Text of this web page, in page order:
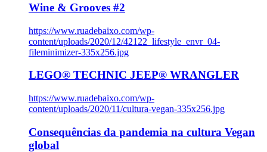
Wine & Grooves #2
https://www.ruadebaixo.com/wp-
content/uploads/2020/12/42122_lifestyle_envr_04-
fileminimizer-335x256.jpg
LEGO® TECHNIC JEEP® WRANGLER
https://www.ruadebaixo.com/wp-
content/uploads/2020/11/cultura-vegan-335x256.jpg
Consequências da pandemia na cultura Vegan
global